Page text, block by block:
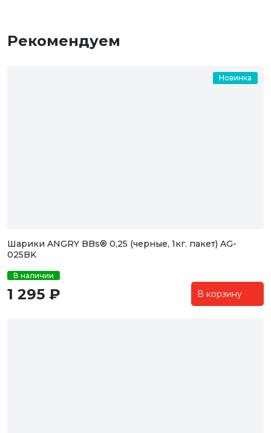
Рекомендуем
Новинка
Шарики ANGRY BBs® 0,25 (черные, 1кг. пакет) AG-
025BK
В наличии
1 295 ₽ В корзину